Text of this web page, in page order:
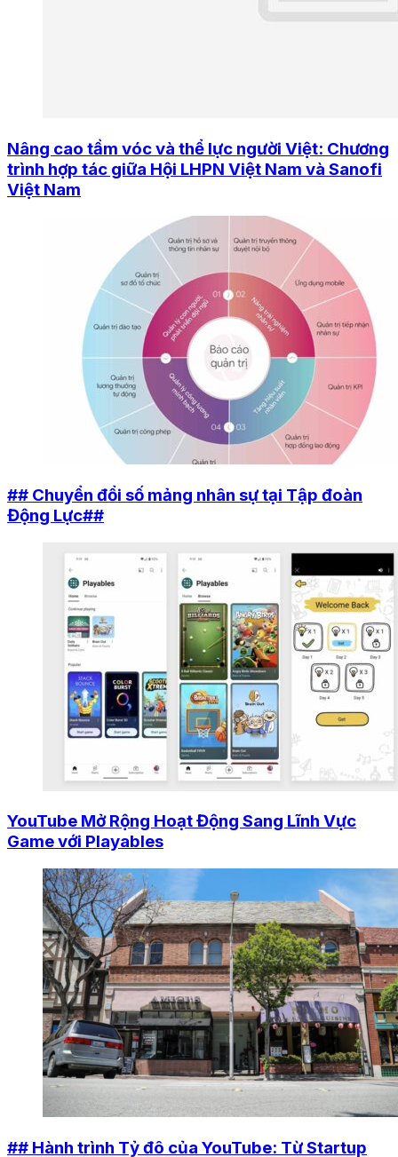
Nâng cao tầm vóc và thể lực người Việt: Chương
trình hợp tác giữa Hội LHPN Việt Nam và Sanofi
Việt Nam
## Chuyển đổi số mảng nhân sự tại Tập đoàn
Động Lực##
YouTube Mở Rộng Hoạt Động Sang Lĩnh Vực
Game với Playables
## Hành trình Tỷ đô của YouTube: Từ Startup